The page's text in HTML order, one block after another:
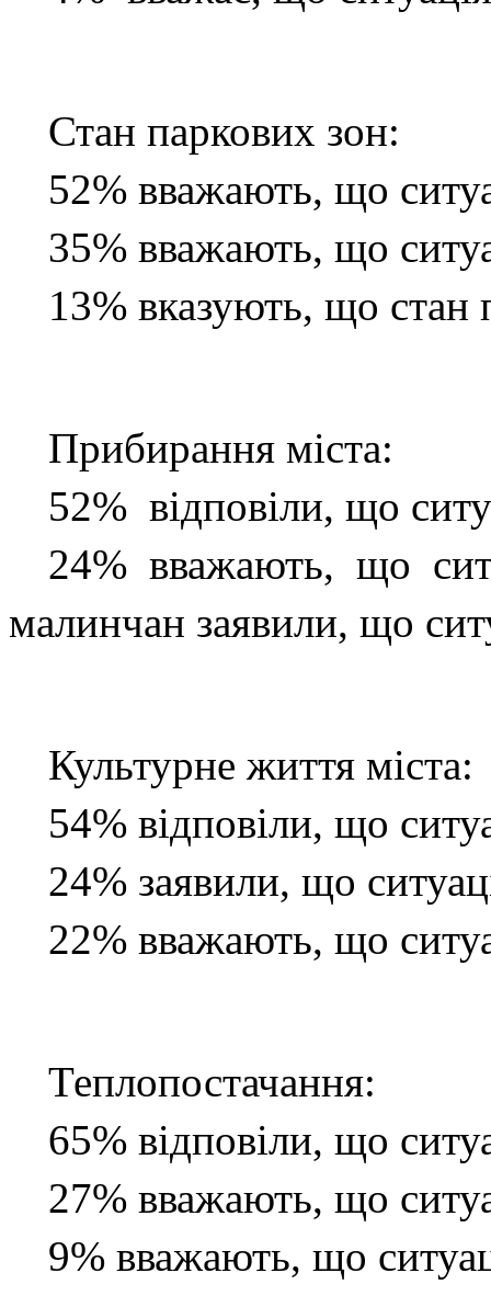
Стан паркових зон:
52% вважають, що
35% вважають, що
13% вказують, що стан
Прибирання міста:
52% відповіли, що
24% вважають, що
малинчан заявили, що
Культурне життя міста:
54% відповіли, що
24% заявили, що
22% вважають, що
Теплопостачання:
65% відповіли, що
27% вважають, що
9% вважають, що